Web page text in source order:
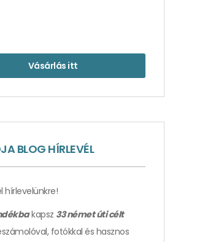
Vásárlás itt
BLOG HÍRLEVÉL
hírlevelünkre!
kapsz 33 német úti célt
fotókkal és hasznos